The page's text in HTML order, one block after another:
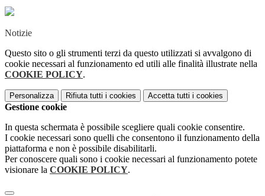
Notizie
Questo sito o gli strumenti terzi da questo utilizzati si avvalgono di
cookie necessari al funzionamento ed utili alle finalità illustrate nella
COOKIE POLICY.
Personalizza Rifiuta tutti i cookies Accetta tutti i cookies
Gestione cookie
In questa schermata è possibile scegliere quali cookie consentire.
I cookie necessari sono quelli che consentono il funzionamento della
piattaforma e non è possibile disabilitarli.
Per conoscere quali sono i cookie necessari al funzionamento potete
visionare la COOKIE POLICY.